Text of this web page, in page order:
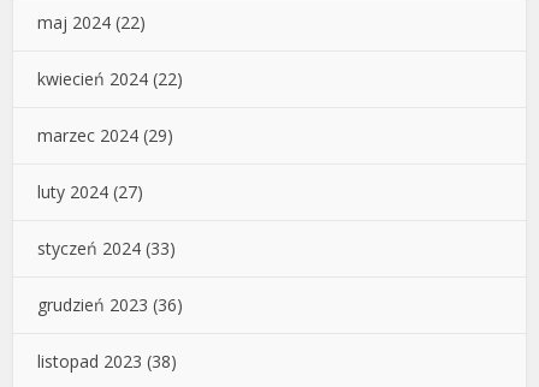
maj 2024 (22)
kwiecień 2024 (22)
marzec 2024 (29)
luty 2024 (27)
styczeń 2024 (33)
grudzień 2023 (36)
listopad 2023 (38)